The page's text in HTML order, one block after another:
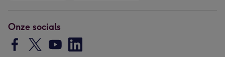
Onze socials